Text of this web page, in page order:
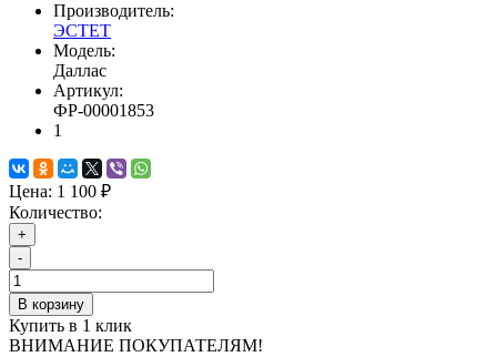
Производитель:
ЭСТЕТ
Модель:
Даллас
Артикул:
ФР-00001853
1
Цена: 1 100 ₽
Количество:
+
-
В корзину
Купить в 1 клик
ВНИМАНИЕ ПОКУПАТЕЛЯМ!